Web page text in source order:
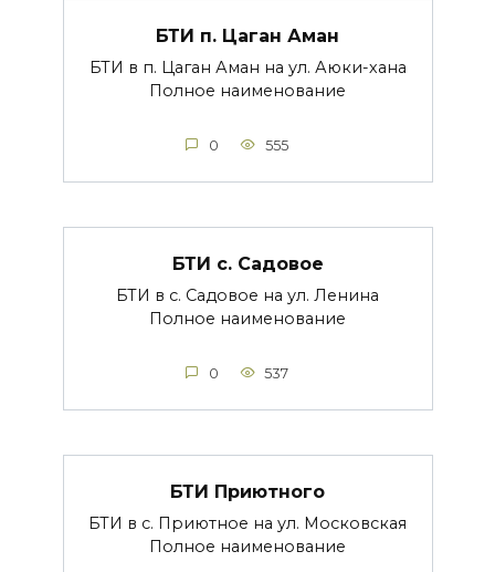
БТИ п. Цаган Аман
БТИ в п. Цаган Аман на ул. Аюки-хана
Полное наименование
0 555
БТИ с. Садовое
БТИ в с. Садовое на ул. Ленина
Полное наименование
0 537
БТИ Приютного
БТИ в с. Приютное на ул. Московская
Полное наименование